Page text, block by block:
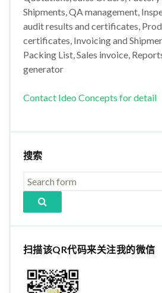
Shipments, QA management,
audit results and certificates,
certificates, Invoicing and
Packing List, Sales invoice,
generator
Contact Ideo Concepts for detail
搜索
扫描该QR代码来关注我的微信